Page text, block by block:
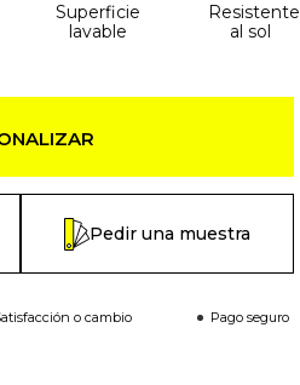
Superficie
lavable
Resistente
al sol
Pedir una muestra
o cambio
Pago seguro